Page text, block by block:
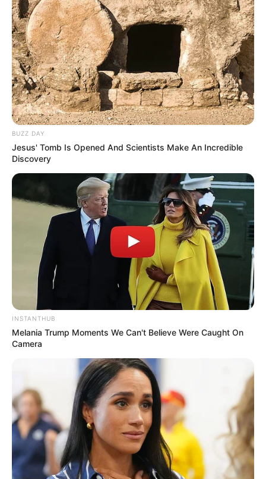
BUZZ DAY
Jesus' Tomb Is Opened And Scientists Make An Incredible
Discovery
INSTANTHUB
Melania Trump Moments We Can't Believe Were Caught On
Camera